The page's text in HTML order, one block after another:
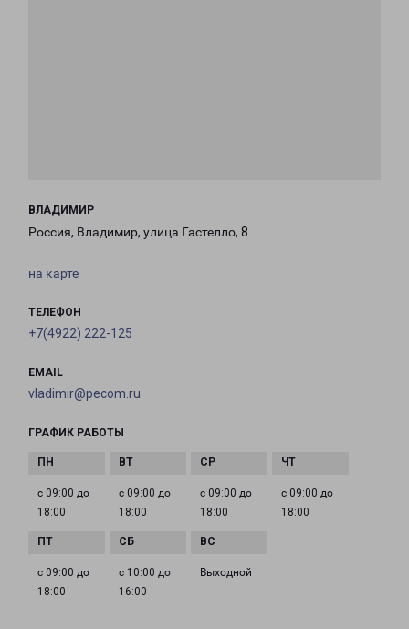
ВЛАДИМИР
Россия, Владимир, улица Гастелло, 8
на карте
ТЕЛЕФОН
+7(4922) 222-125
EMAIL
vladimir@pecom.ru
ГРАФИК РАБОТЫ
с 09:00 до
18:00
с 09:00 до
18:00
с 09:00 до
18:00
с 09:00 до
18:00
с 09:00 до
18:00
с 10:00 до
16:00
Выходной